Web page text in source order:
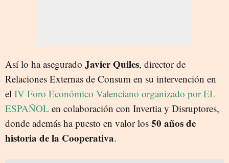
Así lo ha asegurado Javier Quiles, director de
Relaciones Externas de Consum en su intervención en
el IV Foro Económico Valenciano organizado por EL
ESPAÑOL en colaboración con Invertia y Disruptores,
donde además ha puesto en valor los 50 años de
historia de la Cooperativa.